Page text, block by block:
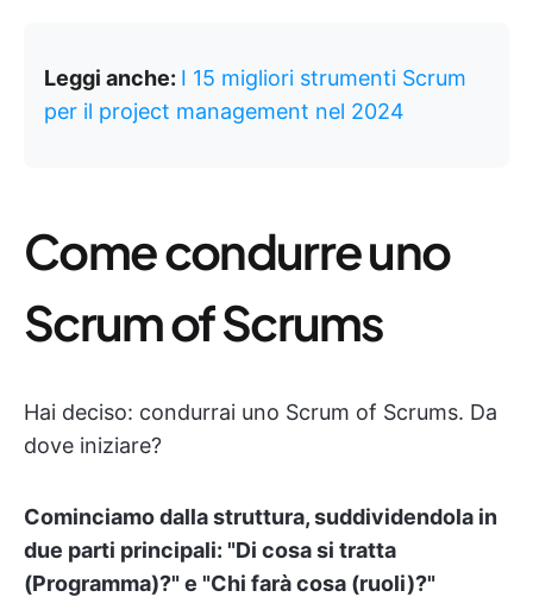
Leggi anche: I 15 migliori strumenti Scrum
per il project management nel 2024
Come condurre uno
Scrum of Scrums
Hai deciso: condurrai uno Scrum of Scrums. Da
dove iniziare?
Cominciamo dalla struttura, suddividendola in
due parti principali: "Di cosa si tratta
(Programma)?" e "Chi farà cosa (ruoli)?"